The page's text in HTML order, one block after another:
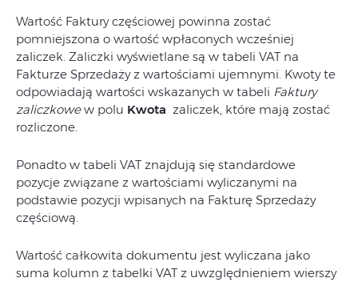
Wartość Faktury częściowej powinna zostać
pomniejszona o wartość wpłaconych wcześniej
zaliczek. Zaliczki wyświetlane są w tabeli VAT na
Fakturze Sprzedaży z wartościami ujemnymi. Kwoty te
odpowiadają wartości wskazanych w tabeli Faktury
zaliczkowew polu Kwota zaliczek, które mają zostać
rozliczone.
Ponadto w tabeli VAT znajdują się standardowe
pozycje związane z wartościami wyliczanymi na
podstawie pozycji wpisanych na Fakturę Sprzedaży
częściową.
Wartość całkowita dokumentu jest wyliczana jako
suma kolumn z tabelki VAT z uwzględnieniem wierszy